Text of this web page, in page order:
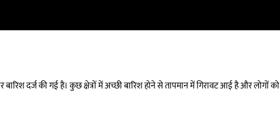
दर्ज की गई है। कुछ क्षेत्रों में अच्छी बारिश होने से तापमान में गिरावट आई है और लोगों को